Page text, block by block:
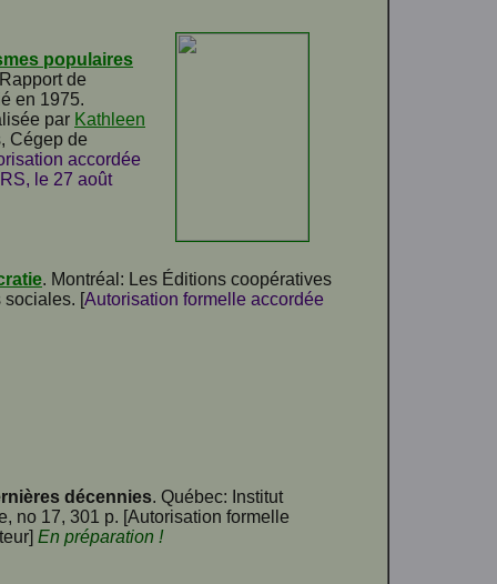
populaires
de
en 1975.
par Kathleen
Cégep de
accordée
le 27 août
. Montréal: Les Éditions coopératives
sociales. [Autorisation formelle accordée
décennies. Québec: Institut
no 17, 301 p. [Autorisation formelle
En préparation !